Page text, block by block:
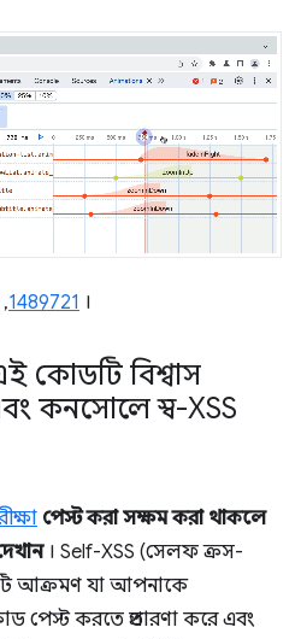
,1489721 ।
কোডটি বিশ্বাস
কনসোলে স্ব-XSS
পেস্ট করা সক্ষম করা থাকলে
। Self-XSS (সেলফ ক্রস-
আক্রমণ যা আপনাকে
পেস্ট করতে প্রতারণা করে এবং